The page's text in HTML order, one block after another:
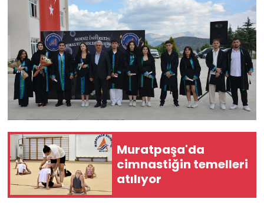
Muratpaşa'da
cimnastiğin temelleri
atılıyor